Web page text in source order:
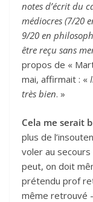
notes d’écrit du
médiocres (7/20
9/20 en
être reçu sans
propos de «
mai, affirmait : «
très bien. »
Cela me serait
plus de
voler au secours
peut, on doit
prétendu prof
même retrouvé